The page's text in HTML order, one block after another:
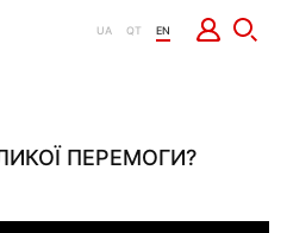
UA QT EN
ПЕРЕМОГИ?